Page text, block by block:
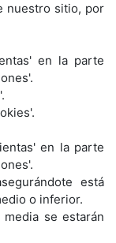
nuestro sitio, por
en la parte
en la parte
está
o inferior.
se estarán